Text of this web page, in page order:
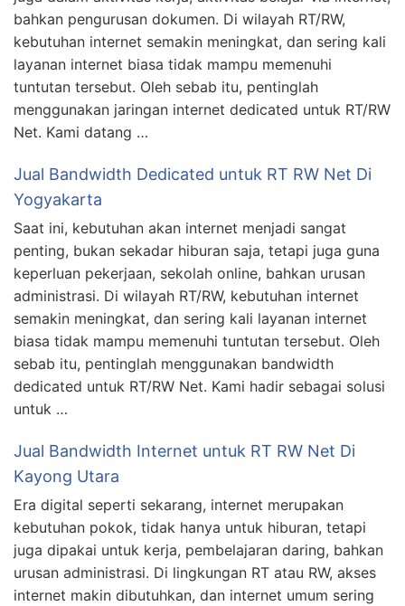
bahkan pengurusan dokumen. Di wilayah RT/RW,
kebutuhan internet semakin meningkat, dan sering kali
layanan internet biasa tidak mampu memenuhi
tuntutan tersebut. Oleh sebab itu, pentinglah
menggunakan jaringan internet dedicated untuk RT/RW
Net. Kami datang …
Jual Bandwidth Dedicated untuk RT RW Net Di
Yogyakarta
Saat ini, kebutuhan akan internet menjadi sangat
penting, bukan sekadar hiburan saja, tetapi juga guna
keperluan pekerjaan, sekolah online, bahkan urusan
administrasi. Di wilayah RT/RW, kebutuhan internet
semakin meningkat, dan sering kali layanan internet
biasa tidak mampu memenuhi tuntutan tersebut. Oleh
sebab itu, pentinglah menggunakan bandwidth
dedicated untuk RT/RW Net. Kami hadir sebagai solusi
untuk …
Jual Bandwidth Internet untuk RT RW Net Di
Kayong Utara
Era digital seperti sekarang, internet merupakan
kebutuhan pokok, tidak hanya untuk hiburan, tetapi
juga dipakai untuk kerja, pembelajaran daring, bahkan
urusan administrasi. Di lingkungan RT atau RW, akses
internet makin dibutuhkan, dan internet umum sering